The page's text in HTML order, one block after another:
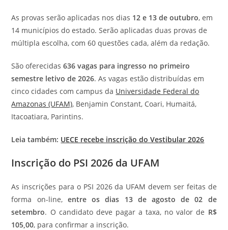
As provas serão aplicadas nos dias 12 e 13 de outubro, em
14 municípios do estado. Serão aplicadas duas provas de
múltipla escolha, com 60 questões cada, além da redação.
São oferecidas636 vagas para ingresso no primeiro
semestre letivo de 2026. As vagas estão distribuídas em
cinco cidades com campus da Universidade Federal do
Amazonas (UFAM), Benjamin Constant, Coari, Humaitá,
Itacoatiara, Parintins.
Leia também: UECE recebe inscrição do Vestibular 2026
Inscrição do PSI 2026 da UFAM
As inscrições para o PSI 2026 da UFAM devem ser feitas de
forma on-line, entre os dias 13 de agosto de 02 de
setembro. O candidato deve pagar a taxa, no valor de R$
105,00, para confirmar a inscrição.